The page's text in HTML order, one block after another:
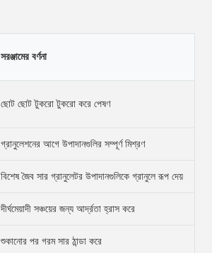
সরঞ্জামের বর্ণনা
ছোট ছোট টুকরো টুকরো করে পেষণ
গ্রানুলেশনের আগে উপাদানগুলির সম্পূর্ণ মিশ্রণ
বিশেষ জৈব সার গ্রানুলেটর উপাদানগুলিকে গ্রানুলে রূপ দেয়
দীর্ঘমেয়াদী সঞ্চয়ের জন্য আর্দ্রতা হ্রাস করে
শুকানোর পর গরম সার ঠান্ডা করে